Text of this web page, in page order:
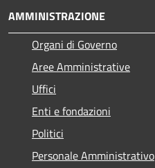
AMMINISTRAZIONE
Organi di Governo
Aree Amministrative
Uffici
Enti e fondazioni
Politici
Personale Amministrativo